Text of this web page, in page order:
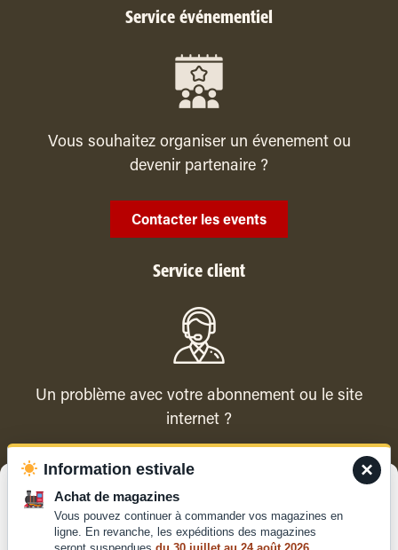
Pour offrir les meilleures expériences, nous utilisons des technologies
telles que les cookies pour stocker et/ou accéder aux informations des
Service événementiel
Vous souhaitez organiser un évenement ou
devenir partenaire ?
Contacter les events
Service client
Un problème avec votre abonnement ou le site
internet ?
Contacter le service client ×
Information estivale
Achat de magazines
Vous pouvez continuer à commander vos magazines en
ligne. En revanche, les expéditions des magazines